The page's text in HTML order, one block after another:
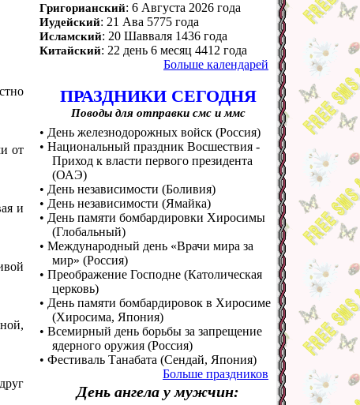
от
и
Григорианский: 6 Августа 2026 года
Иудейский: 21 Ава 5775 года
Исламский: 20 Шавваля 1436 года
Китайский: 22 день 6 месяц 4412 года
Больше календарей
ПРАЗДНИКИ СЕГОДНЯ
Поводы для отправки смс и ммс
• День железнодорожных войск (Россия)
• Национальный праздник Восшествия -
Приход к власти первого президента
(ОАЭ)
• День независимости (Боливия)
• День независимости (Ямайка)
• День памяти бомбардировки Хиросимы
(Глобальный)
• Международный день «Врачи мира за
мир» (Россия)
• Преображение Господне (Католическая
церковь)
• День памяти бомбардировок в Хиросиме
(Хиросима, Япония)
• Всемирный день борьбы за запрещение
ядерного оружия (Россия)
• Фестиваль Танабата (Сендай, Япония)
Больше праздников
День ангела у мужчин: